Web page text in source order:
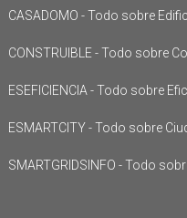
CASADOMO - Todo sobre
CONSTRUIBLE - Todo sobre
ESEFICIENCIA - Todo sobre
ESMARTCITY - Todo sobre
SMARTGRIDSINFO - Todo